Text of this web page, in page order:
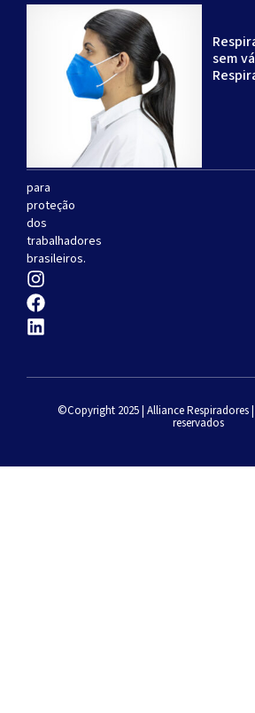
de
experiência
especializada
produção
respiradores
descartáveis
para
proteção
dos
trabalhadores
brasileiros.
sem
©Copyright 2025 | Alliance Respiradores
reservados